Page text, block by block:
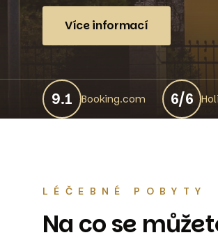
Více informací
9.1 Booking.com 6/6
LÉČEBNÉ POBYTY
Na co se